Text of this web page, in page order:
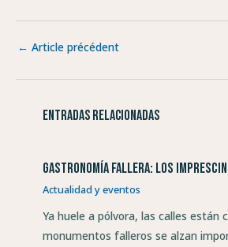
← Article précédent
Entradas relacionadas
Gastronomía fallera: los
Actualidad y eventos
Ya huele a pólvora, las calles están
monumentos falleros se alzan